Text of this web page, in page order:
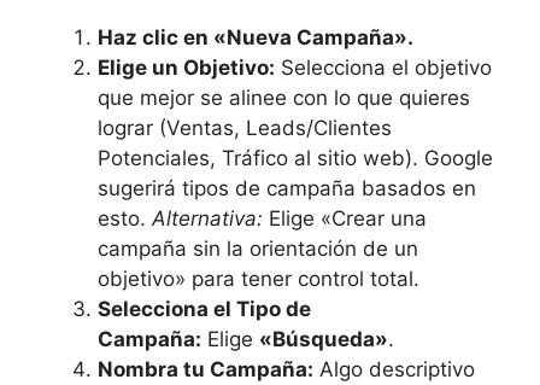
Haz clic en «Nueva Campaña».
Elige un Objetivo: Selecciona el objetivo
que mejor se alinee con lo que quieres
lograr (Ventas, Leads/Clientes
Potenciales, Tráfico al sitio web). Google
sugerirá tipos de campaña basados en
esto. Alternativa: Elige «Crear una
campaña sin la orientación de un
objetivo» para tener control total.
Selecciona el Tipo de
Campaña: Elige «Búsqueda».
Nombra tu Campaña: Algo descriptivo